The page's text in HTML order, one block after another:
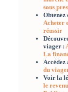
sous
Obtenez
Acheter
réussir
viager :
La
du
Voir la
le